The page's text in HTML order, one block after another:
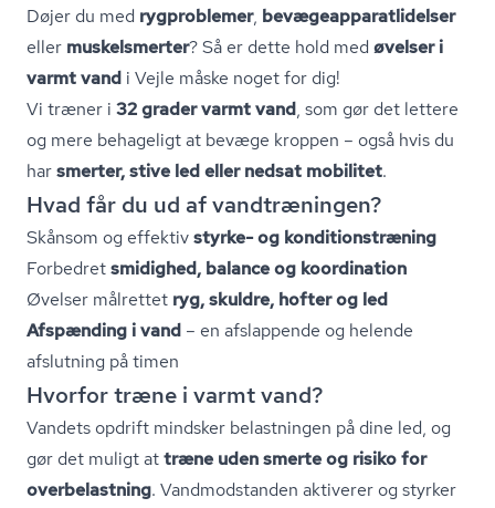
Døjer du med rygproblemer, be­væ­ge­ap­pa­rat­li­del­ser
eller muskelsmerter? Så er dette hold med øvelser i
varmt vand i Vejle måske noget for dig!
Vi træner i 32 grader varmt vand, som gør det lettere
og mere behageligt at bevæge kroppen – også hvis du
harsmerter, stive led eller nedsat mobilitet.
Hvad får du ud af vandtræningen?
Skånsom og effektivstyrke- og kon­di­tions­træ­ning
Forbedretsmidighed, balance og koordination
Øvelser målrettet ryg, skuldre, hofter og led
Afspænding i vand – en afslappende og helende
afslutning på timen
Hvorfor træne i varmt vand?
Vandets opdrift mindsker belastningen på dine led, og
gør det muligt attræne uden smerte og risiko for
overbelastning. Vandmodstanden aktiverer og styrker